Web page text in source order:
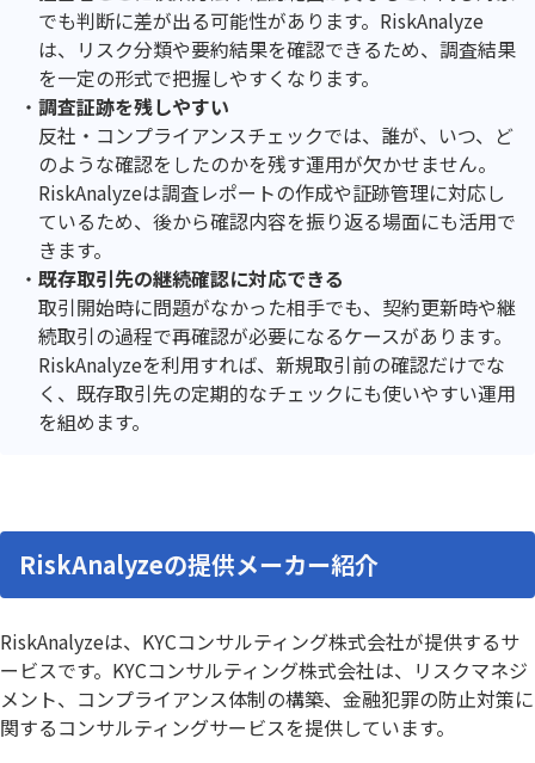
でも判断に差が出る可能性があります。RiskAnalyze
は、リスク分類や要約結果を確認できるため、調査結果
を一定の形式で把握しやすくなります。
調査証跡を残しやすい
反社・コンプライアンスチェックでは、誰が、いつ、ど
のような確認をしたのかを残す運用が欠かせません。
RiskAnalyzeは調査レポートの作成や証跡管理に対応し
ているため、後から確認内容を振り返る場面にも活用で
きます。
既存取引先の継続確認に対応できる
取引開始時に問題がなかった相手でも、契約更新時や継
続取引の過程で再確認が必要になるケースがあります。
RiskAnalyzeを利用すれば、新規取引前の確認だけでな
く、既存取引先の定期的なチェックにも使いやすい運用
を組めます。
RiskAnalyzeの提供メーカー紹介
RiskAnalyzeは、KYCコンサルティング株式会社が提供するサ
ービスです。KYCコンサルティング株式会社は、リスクマネジ
メント、コンプライアンス体制の構築、金融犯罪の防止対策に
関するコンサルティングサービスを提供しています。